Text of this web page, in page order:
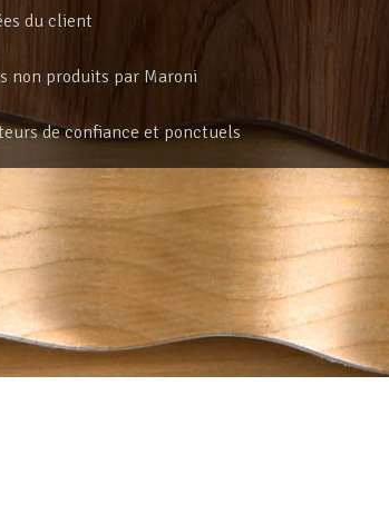
du client
non produits par Maroni
de confiance et ponctuels